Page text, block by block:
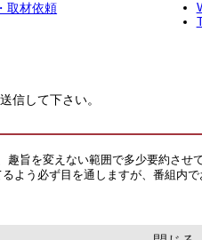
取材依頼
信して下さい。
旨を変えない範囲で多少要約させ
よう必ず目を通しますが、番組内